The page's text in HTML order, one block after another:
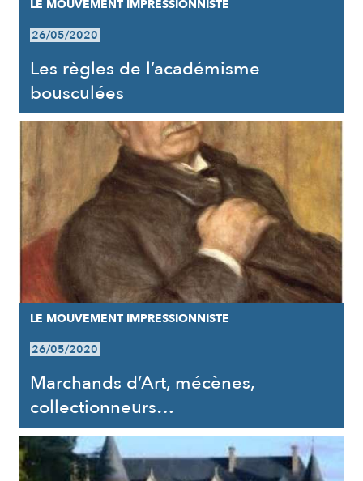
LE MOUVEMENT IMPRESSIONNISTE
26/05/2020
Les règles de l’académisme
bousculées
LE MOUVEMENT IMPRESSIONNISTE
26/05/2020
Marchands d’Art, mécènes,
collectionneurs…